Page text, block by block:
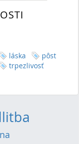
láska
pôst
trpezlivosť